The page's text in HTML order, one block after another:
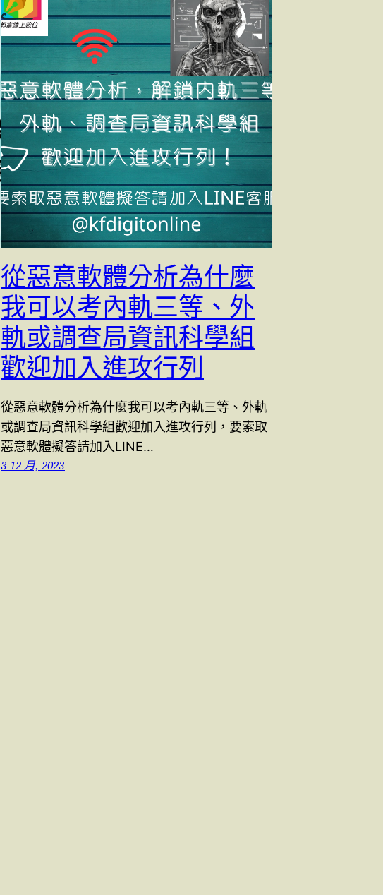
從惡意軟體分析為什麼
我可以考內軌三等、外
軌或調查局資訊科學組
歡迎加入進攻行列
從惡意軟體分析為什麼我可以考內軌三等、外軌
或調查局資訊科學組歡迎加入進攻行列，要索取
惡意軟體擬答請加入LINE…
3 12 月, 2023